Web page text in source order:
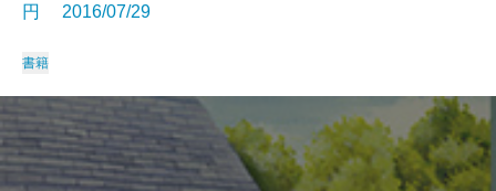
円 2016/07/29
書籍